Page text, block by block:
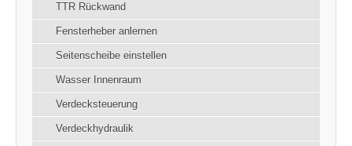
TTR Rückwand
Fensterheber anlernen
Seitenscheibe einstellen
Wasser Innenraum
Verdecksteuerung
Verdeckhydraulik